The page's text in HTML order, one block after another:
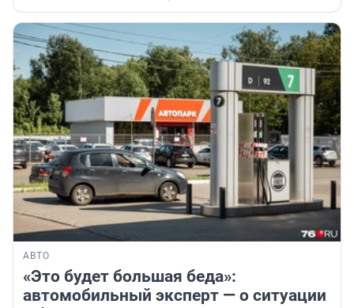
АВТО
«Это будет большая беда»:
автомобильный эксперт — о ситуации